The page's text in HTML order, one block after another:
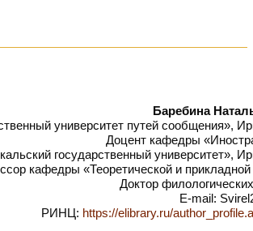
Баребина
университет путей сообщения»,
Доцент кафедры
государственный университет»,
кафедры «Теоретической и прикладной
Доктор
E-mail:
РИНЦ: https://elibrary.ru/